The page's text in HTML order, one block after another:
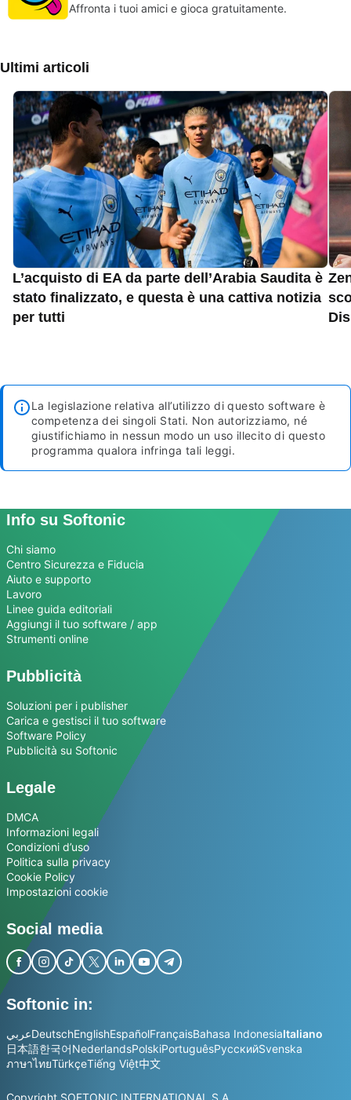
Affronta i tuoi amici e gioca gratuitamente.
Ultimi articoli
L’acquisto di EA da parte dell’Arabia Saudita è
stato finalizzato, e questa è una cattiva notizia
per tutti
La legislazione relativa all’utilizzo di questo software è
competenza dei singoli Stati. Non autorizziamo, né
giustifichiamo in nessun modo un uso illecito di questo
programma qualora infringa tali leggi.
Info su Softonic
Chi siamo
Centro Sicurezza e Fiducia
Aiuto e supporto
Lavoro
Linee guida editoriali
Aggiungi il tuo software / app
Strumenti online
Pubblicità
Soluzioni per i publisher
Carica e gestisci il tuo software
Software Policy
Pubblicità su Softonic
Legale
DMCA
Informazioni legali
Condizioni d’uso
Politica sulla privacy
Cookie Policy
Impostazioni cookie
Social media
Softonic in:
عربيDeutschEnglishEspañolFrançaisBahasa IndonesiaItaliano
日本語한국어NederlandsPolskiPortuguêsРусскийSvenska
ภาษาไทยTürkçeTiếng Việt中文